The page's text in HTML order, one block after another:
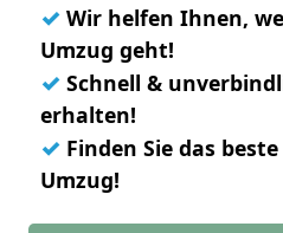
✓ Wir helfen Ihnen,
Umzug geht!
✓ Schnell &
erhalten!
✓ Finden Sie das
Umzug!